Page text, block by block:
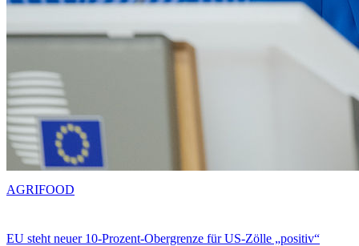
EU steht neuer 10-Prozent-Obergrenze für US-Zölle „positiv“
AGRIFOOD